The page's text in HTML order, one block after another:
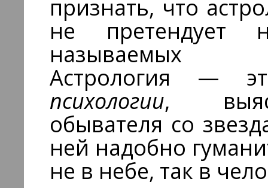
признать, что
не претендует
называемых
Астрология —
психологии,
обывателя со
ней надобно
не в небе, так в